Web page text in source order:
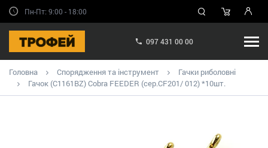
Пн-Пт: 9:00 - 18:00
097 431 00 00
Головна Спорядження та інструмент
Гачки риболовні
Гачок (C1161BZ) Cobra FEEDER (сер.CF201/ 012) *10шт.